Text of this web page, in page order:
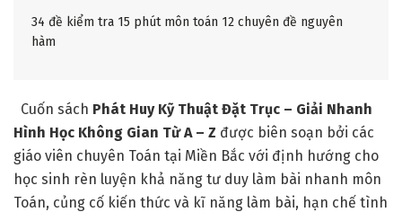
34 đề kiểm tra 15 phút môn toán 12 chuyên đề nguyên
hàm
Cuốn sách Phát Huy Kỹ Thuật Đặt Trục – Giải Nhanh
Hình Học Không Gian Từ A – Z được biên soạn bởi các
giáo viên chuyên Toán tại Miền Bắc với định hướng cho
học sinh rèn luyện khả năng tư duy làm bài nhanh môn
Toán, củng cố kiến thức và kĩ năng làm bài, hạn chế tình